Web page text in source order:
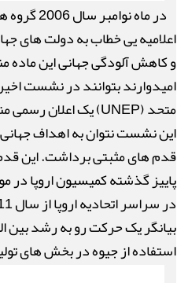
در ماه
اعلامیه یی خطاب به دولت های
و کاهش آلودگی جهانی این ماده
امیدوارند بتوانند در نشست
متحد (UNEP) یک اعلان رسمی
این نشست نتوان به اهداف
قدم های مثبتی برداشت. این قدم
پاییز گذشته کمیسیون اروپا
بیانگر یک حرکت رو به رشد بین
استفاده از جیوه در بخش های